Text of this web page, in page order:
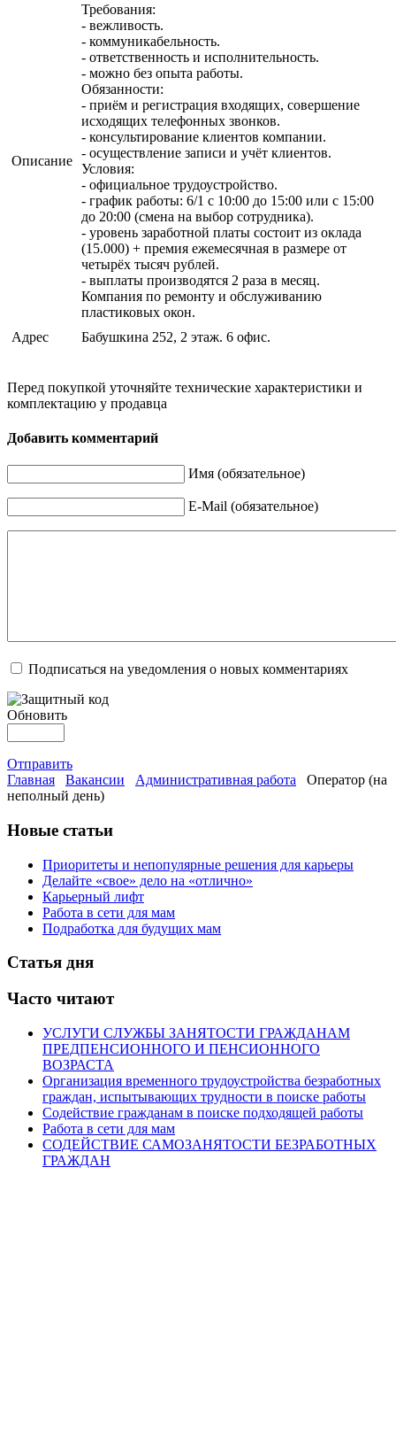
Описание
Требования:
- вежливость.
- коммуникабельность.
- ответственность и исполнительность.
- можно без опыта работы.
Обязанности:
- приём и регистрация входящих, совершение
исходящих телефонных звонков.
- консультирование клиентов компании.
- осуществление записи и учёт клиентов.
Условия:
- официальное трудоустройство.
- график работы: 6/1 с 10:00 до 15:00 или с 15:00
до 20:00 (смена на выбор сотрудника).
- уровень заработной платы состоит из оклада
(15.000) + премия ежемесячная в размере от
четырёх тысяч рублей.
- выплаты производятся 2 раза в месяц.
Компания по ремонту и обслуживанию
пластиковых окон.
Адрес
Бабушкина 252, 2 этаж. 6 офис.
Перед покупкой уточняйте технические характеристики и
комплектацию у продавца
Добавить комментарий
Имя (обязательное)
E-Mail (обязательное)
Подписаться на уведомления о новых комментариях
Обновить
Отправить
Главная
Вакансии Административная работа
Оператор (на
неполный день)
Новые статьи
Приоритеты и непопулярные решения для карьеры
Делайте «свое» дело на «отлично»
Карьерный лифт
Работа в сети для мам
Подработка для будущих мам
Статья дня
Часто читают
УСЛУГИ СЛУЖБЫ ЗАНЯТОСТИ ГРАЖДАНАМ
ПРЕДПЕНСИОННОГО И ПЕНСИОННОГО
ВОЗРАСТА
Организация временного трудоустройства безработных
граждан, испытывающих трудности в поиске работы
Содействие гражданам в поиске подходящей работы
Работа в сети для мам
СОДЕЙСТВИЕ САМОЗАНЯТОСТИ БЕЗРАБОТНЫХ
ГРАЖДАН